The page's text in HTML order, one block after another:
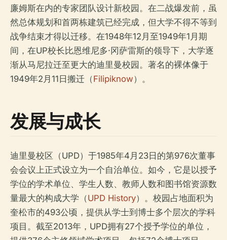
廉姆斯在内的专家团队设计新校园。在二战爆发前，虽
然总体规划和首两栋建筑已经完成，但大学不得不等到
战争结束才得以迁移。在1948年12月至1949年1月期
间，在UP校长比恩维尼多·冈萨雷斯的领导下，大学逐
渐从马尼拉迁至更大的迪里曼校园。著名的裸体像于
1949年2月11日搬迁（Filipiknow）。
发展与成长
迪里曼校区（UPD）于1985年4月23日的第976次董事
会会议上正式设立为一个自治单位。如今，它是以授予
学位的学术单位、学生人数、教师人数和图书馆资源数
量最大的构成大学（UPD History）。校园占地面积为
奎松市的493公顷，提供从学士到博士多个层次的学科
项目。截至2013年，UPD拥有27个授予学位的单位，